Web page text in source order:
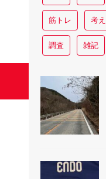
筋トレ 考
調査 雑記